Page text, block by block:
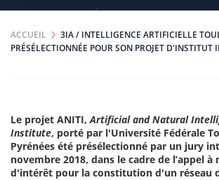
ACCUEIL
3IA / INTELLIGENCE ARTIFICIELLE
PRÉSÉLECTIONNÉE POUR SON PROJET D'INSTITUT
Le projet ANITI,Artificial and Natural
Institute, porté par l'Université Fédérale
Pyrénées été présélectionné par un jury
novembre 2018, dans le cadre de l’appel
d'intérêt pour la constitution d'un réseau